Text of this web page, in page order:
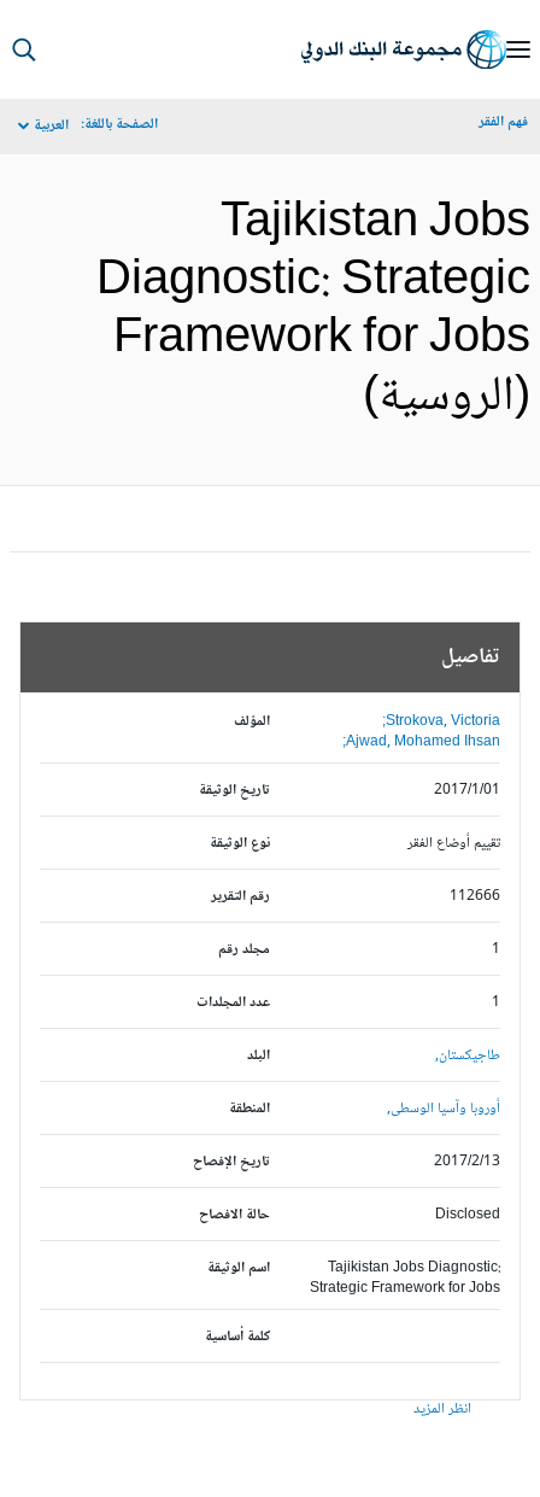
الفقر الصفحة باللغة: العربية
Tajikistan
Diagnostic:
Framework for
تفاصيل
المؤلف
Strokova, Victoria;
Ajwad, Mohamed Ihsan;
تاريخ الوثيقة
2017/1/01
نوع الوثيقة تقييم أوضاع الفقر
رقم التقرير 112666
مجلد رقم
عدد المجلدات
البلد طاجيكستان,
المنطقة أوروبا وآسيا الوسطى,
تاريخ الإفصاح 2017/2/13
حالة الافصاح Disclosed
اسم الوثيقة
Tajikistan Jobs Diagnostic:
Strategic Framework for Jobs
كلمة أساسية
انظر المزيد